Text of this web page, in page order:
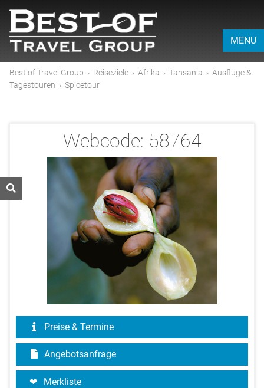
MENU
Best of Travel Group › Reiseziele › Afrika › Tansania › Ausflüge &
Tagestouren › Spicetour
Webcode: 58764
Preise & Termine
Angebotsanfrage
Merkliste